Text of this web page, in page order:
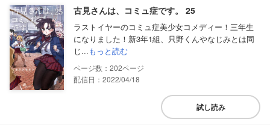
古見さんは、コミュ症です。 25
ラストイヤーのコミュ症美少女コメディー！三年生
になりました！新3年1組、只野くんやなじみとは同
じ...もっと読む
202
配信日：2022/04/18
試し読み